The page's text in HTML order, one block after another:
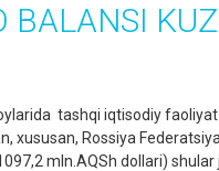
BALANSI
tashqi iqtisodiy
xususan, Rossiya
mln.AQSh dollari)